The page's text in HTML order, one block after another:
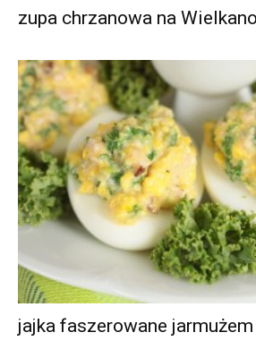
zupa chrzanowa na
jajka faszerowane